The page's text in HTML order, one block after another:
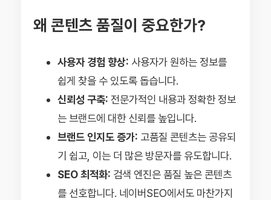
왜 콘텐츠 품질이 중요한가?
사용자 경험 향상: 사용자가 원하는 정보를
쉽게 찾을 수 있도록 돕습니다.
신뢰성 구축: 전문가적인 내용과 정확한 정보
는 브랜드에 대한 신뢰를 높입니다.
브랜드 인지도 증가: 고품질 콘텐츠는 공유되
기 쉽고, 이는 더 많은 방문자를 유도합니다.
SEO 최적화: 검색 엔진은 품질 높은 콘텐츠
를 선호합니다. 네이버SEO에서도 마찬가지